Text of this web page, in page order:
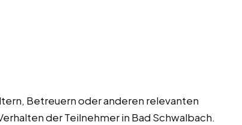
Betreuern oder anderen relevanten
der Teilnehmer in Bad Schwalbach.